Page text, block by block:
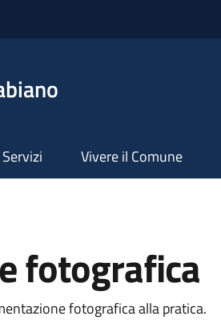
Servizi Vivere il Comune
fotografica
fotografica alla pratica.